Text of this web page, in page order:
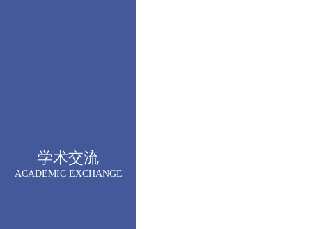
学术交流
ACADEMIC EXCHANGE